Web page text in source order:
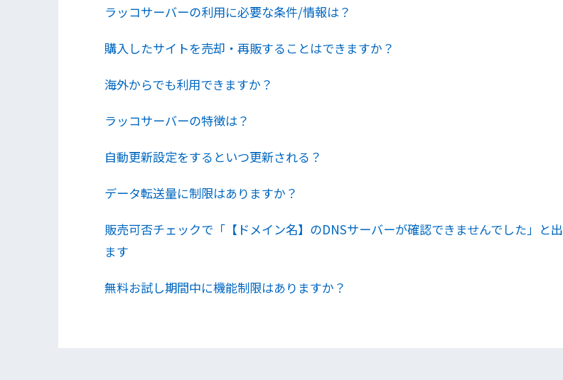
ラッコサーバーの利用に必要な条件/情報は？
購入したサイトを売却・再販することはできますか？
海外からでも利用できますか？
ラッコサーバーの特徴は？
自動更新設定をするといつ更新される？
データ転送量に制限はありますか？
販売可否チェックで「【ドメイン名】のDNSサーバーが確認できませんでした」と出
ます
無料お試し期間中に機能制限はありますか？